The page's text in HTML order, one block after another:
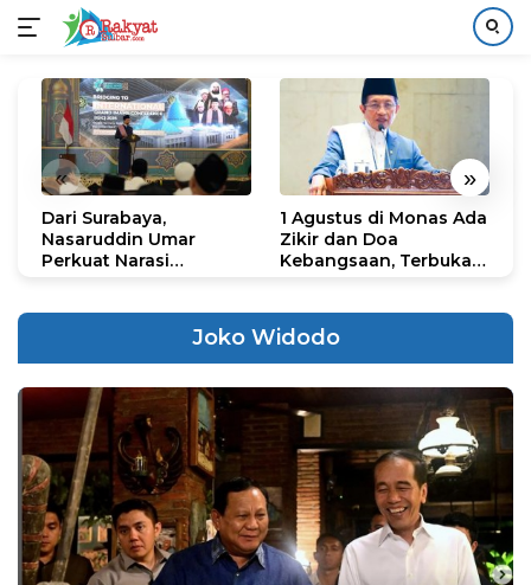
konten
« »
Dari Surabaya,
Nasaruddin Umar
Perkuat Narasi
1 Agustus di Monas Ada
Zikir dan Doa
Kebangsaan, Terbuka
Joko Widodo